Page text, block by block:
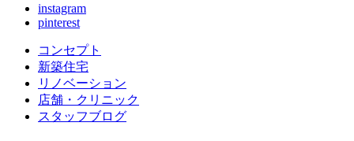
instagram
pinterest
コンセプト
新築住宅
リノベーション
店舗 ・クリニック
スタッフブログ